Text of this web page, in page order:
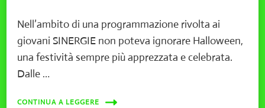
Nell’ambito di una programmazione rivolta ai
giovani SINERGIE non poteva ignorare Halloween,
una festività sempre più apprezzata e celebrata.
Dalle …
CONTINUA A LEGGERE